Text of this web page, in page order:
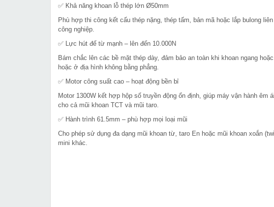
✅ Khả năng khoan lỗ thép lớn Ø50mm
Phù hợp thi công kết cấu thép nặng, thép tấm, bản mã hoặc lắp bulong
công nghiệp.
✅ Lực hút đế từ mạnh – lên đến 10.000N
Bám chắc lên các bề mặt thép dày, đảm bảo an toàn khi khoan ngang
hoặc ở địa hình không bằng phẳng.
✅ Motor công suất cao – hoạt động bền bỉ
Motor 1300W kết hợp hộp số truyền động ổn định, giúp máy vận hành
cho cả mũi khoan TCT và mũi taro.
✅ Hành trình 61.5mm – phù hợp mọi loại mũi
Cho phép sử dụng đa dạng mũi khoan từ, taro En hoặc mũi khoan xoắn
mini khác.